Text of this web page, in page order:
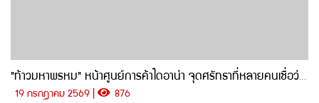
"ท้าวมหาพรหม" หน้าศูนย์การค้าไดอาน่า จุดศรัทธาที่หลายคนเชื่อว่าขอพรแล้วสมหวัง
19 กรกฎาคม 2569 | 876